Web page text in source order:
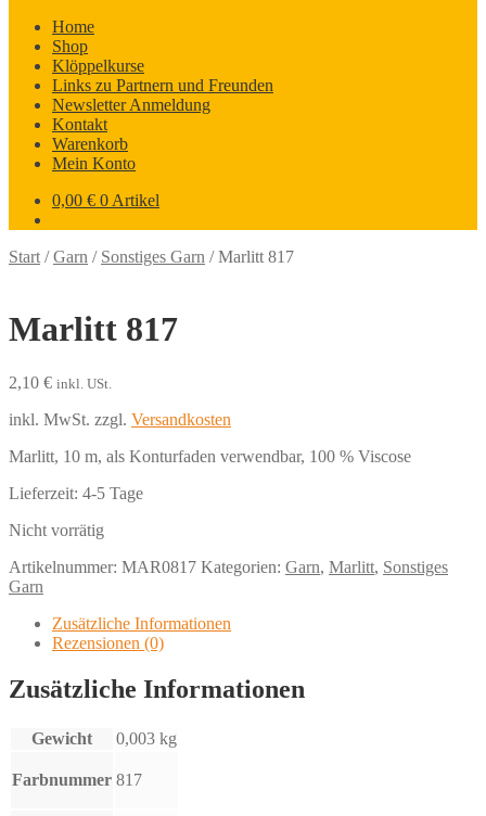
Home
Shop
Klöppelkurse
Links zu Partnern und Freunden
Newsletter Anmeldung
Kontakt
Warenkorb
Mein Konto
0,00 € 0 Artikel
Start /Garn / Sonstiges Garn /Marlitt 817
Marlitt 817
2,10 € inkl. USt.
inkl. MwSt. zzgl. Versandkosten
Marlitt, 10 m, als Konturfaden verwendbar, 100 % Viscose
Lieferzeit: 4-5 Tage
Nicht vorrätig
Artikelnummer: MAR0817 Kategorien: Garn, Marlitt, Sonstiges
Garn
Zusätzliche Informationen
Rezensionen (0)
Zusätzliche Informationen
Gewicht 0,003 kg
Farbnummer 817